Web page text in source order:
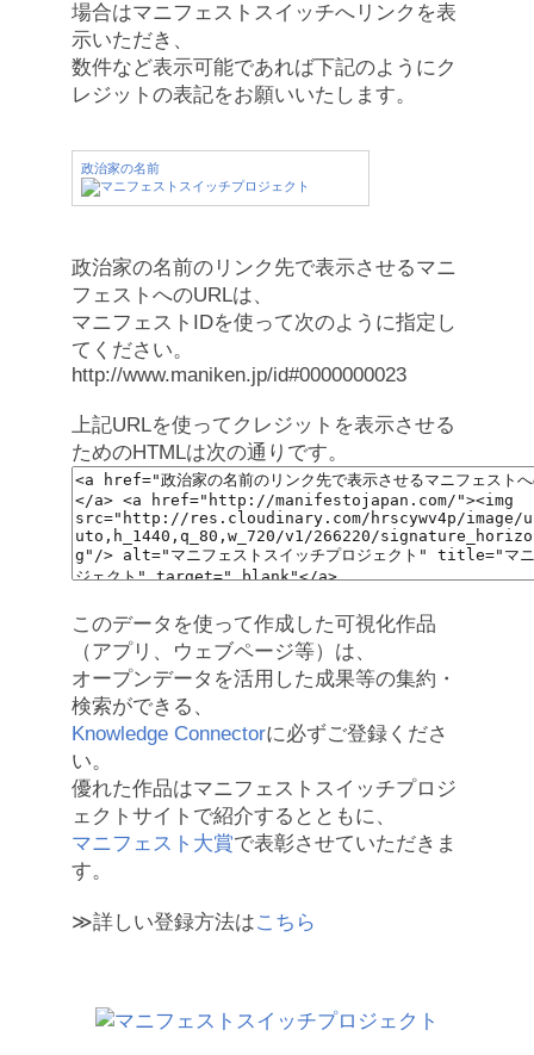
場合はマニフェストスイッチへリンクを表
示いただき、
数件など表示可能であれば下記のようにク
レジットの表記をお願いいたします。
政治家の名前
政治家の名前のリンク先で表示させるマニ
フェストへのURLは、
マニフェストIDを使って次のように指定し
てください。
http://www.maniken.jp/id#0000000023
上記URLを使ってクレジットを表示させる
ためのHTMLは次の通りです。
このデータを使って作成した可視化作品
（アプリ、ウェブページ等）は、
オープンデータを活用した成果等の集約・
検索ができる、
Knowledge Connectorに必ずご登録くださ
い。
優れた作品はマニフェストスイッチプロジ
ェクトサイトで紹介するとともに、
マニフェスト大賞で表彰させていただきま
す。
≫詳しい登録方法はこちら